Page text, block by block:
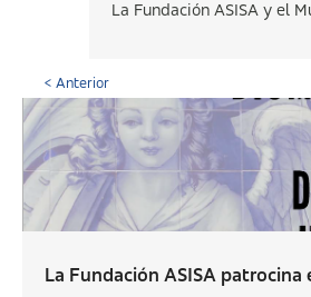
La Fundación ASISA y el
< Anterior
La Fundación ASISA patrocina